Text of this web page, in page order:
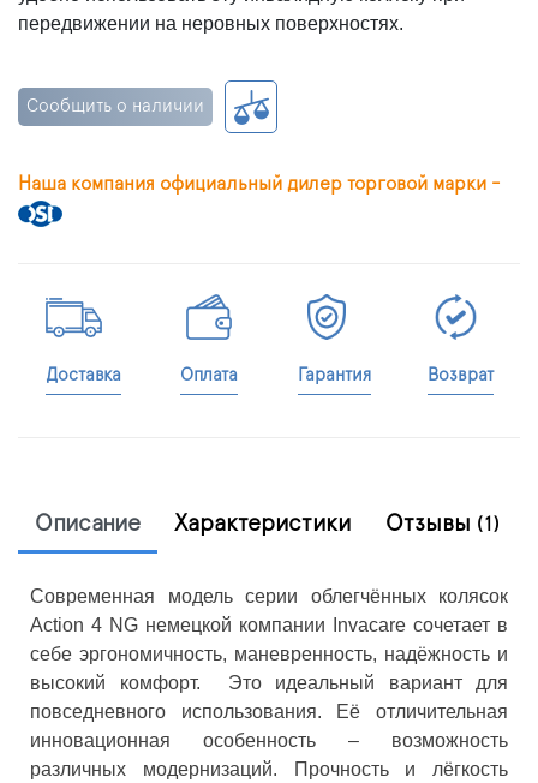
передвижении на неровных поверхностях.
Сообщить о наличии
Наша компания официальный дилер торговой марки -
Доставка Оплата Гарантия Возврат
Описание Характеристики Отзывы (1)
Современная модель серии облегчённых колясок
Action 4 NG немецкой компании Invacare сочетает в
себе эргономичность, маневренность, надёжность и
высокий комфорт. Это идеальный вариант для
повседневного использования. Её отличительная
инновационная особенность – возможность
различных модернизаций. Прочность и лёгкость